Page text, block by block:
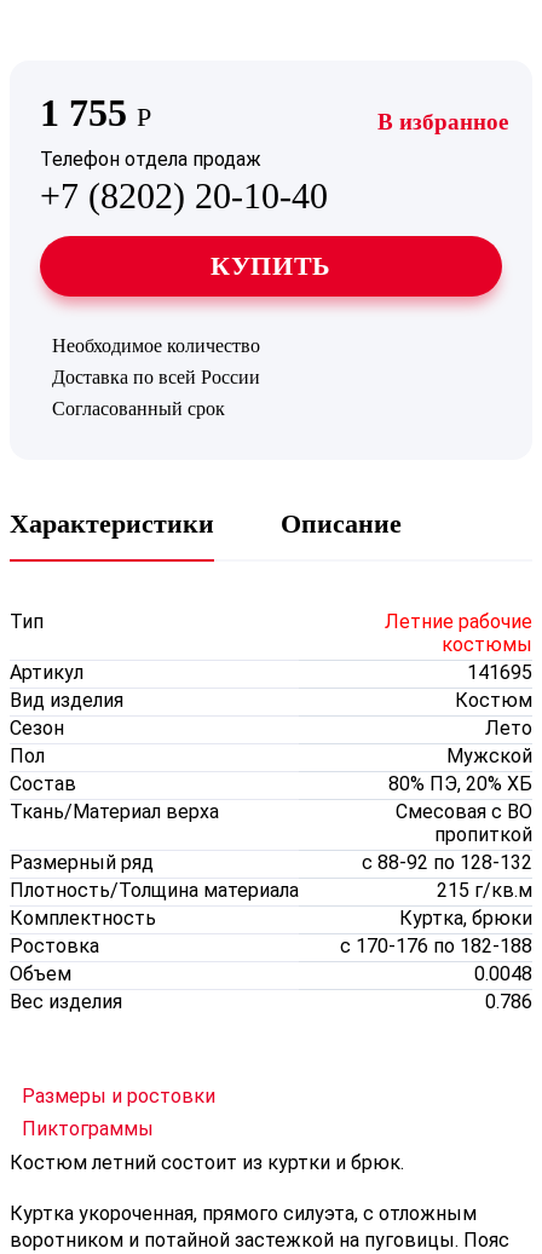
В избранное
1 755 Р
Телефон отдела продаж
+7 (8202) 20-10-40
КУПИТЬ
Необходимое количество
Доставка по всей России
Согласованный срок
Характеристики Описание
Тип
Летние рабочие
костюмы
Артикул
141695
Вид изделия
Костюм
Сезон
Лето
Пол
Мужской
Состав
80% ПЭ, 20% ХБ
Ткань/Материал верха
Смесовая с ВО
пропиткой
Размерный ряд
с 88-92 по 128-132
Плотность/Толщина материала
215 г/кв.м
Комплектность
Куртка, брюки
Ростовка
с 170-176 по 182-188
Объем
0.0048
Вес изделия
0.786
Размеры и ростовки
Пиктограммы
Костюм летний состоит из куртки и брюк.
Куртка укороченная, прямого силуэта, с отложным
воротником и потайной застежкой на пуговицы. Пояс